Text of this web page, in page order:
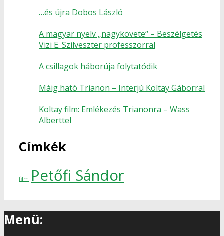
…és újra Dobos László
A magyar nyelv „nagykövete“ – Beszélgetés
Vizi E. Szilveszter professzorral
A csillagok háborúja folytatódik
Máig ható Trianon – Interjú Koltay Gáborral
Koltay film: Emlékezés Trianonra – Wass
Alberttel
Címkék
film Petőfi Sándor
Menü: